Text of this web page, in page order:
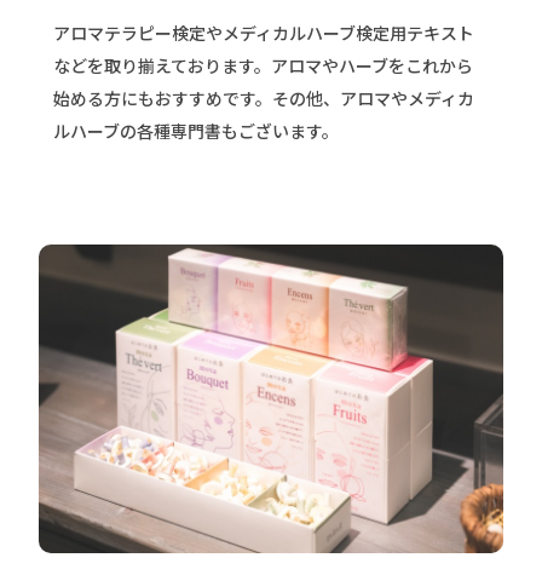
アロマテラピー検定やメディカルハーブ検定用テキスト
などを取り揃えております。アロマやハーブをこれから
始める方にもおすすめです。その他、アロマやメディカ
ルハーブの各種専門書もございます。